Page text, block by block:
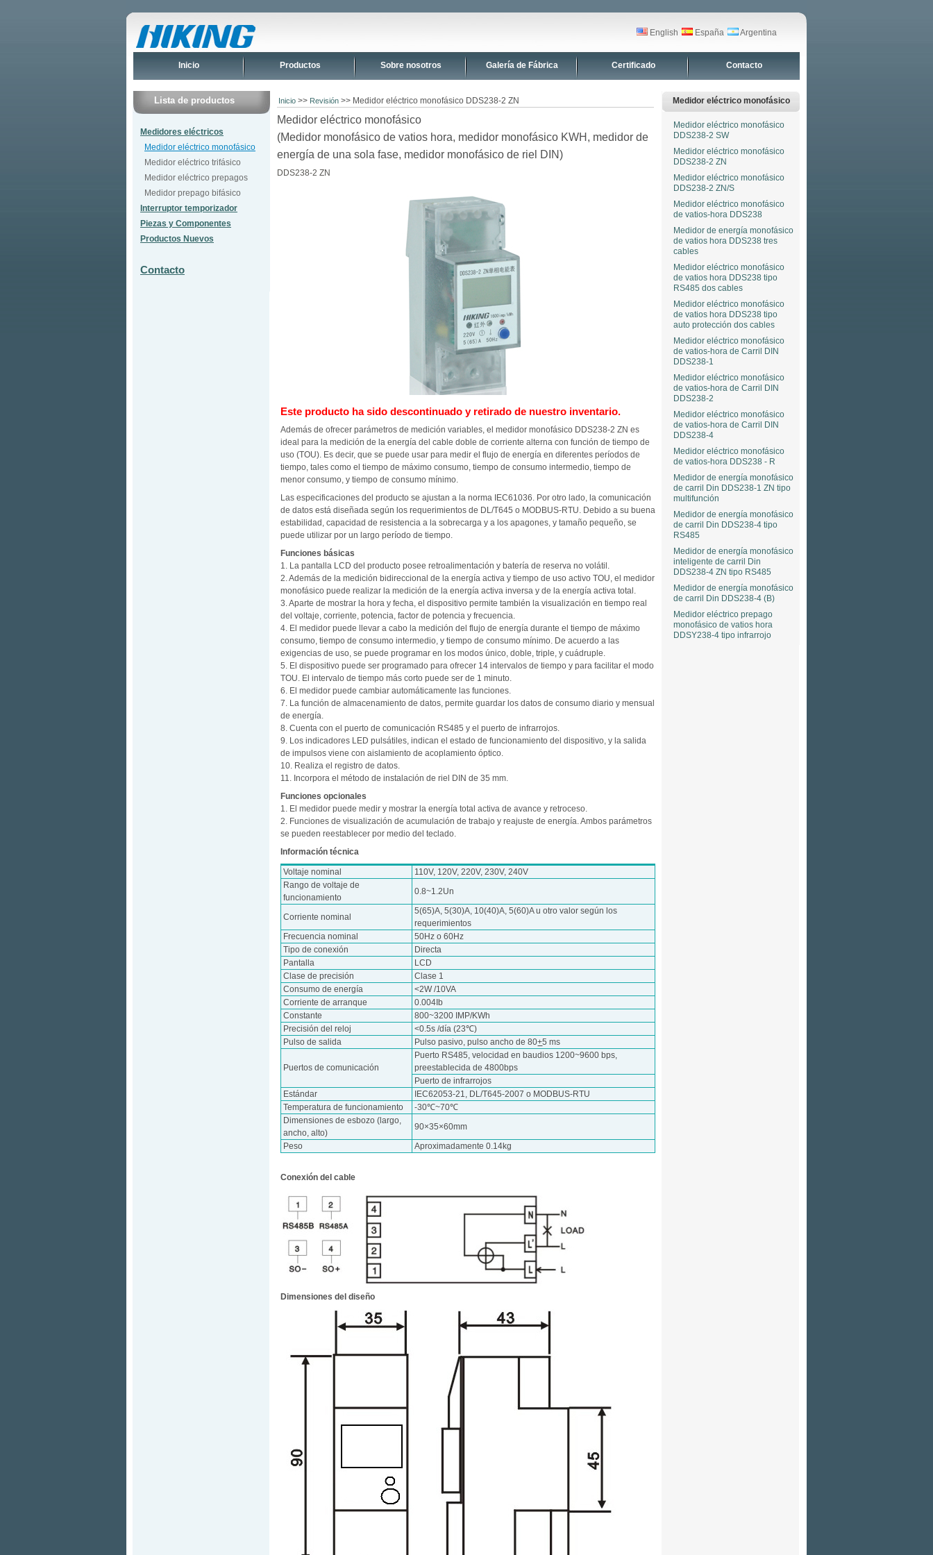
English España Argentina
Inicio Productos Sobre nosotros Galería de Fábrica Certificado Contacto
Lista de productos
Medidores eléctricos
Medidor eléctrico monofásico
Medidor eléctrico trifásico
Medidor eléctrico prepagos
Medidor prepago bifásico
Interruptor temporizador
Piezas y Componentes
Productos Nuevos
Contacto
Inicio >> Revisión >> Medidor eléctrico monofásico DDS238-2 ZN
Medidor eléctrico monofásico
(Medidor monofásico de vatios hora, medidor monofásico KWH, medidor de
energía de una sola fase, medidor monofásico de riel DIN)
DDS238-2 ZN
Este producto ha sido descontinuado y retirado de nuestro inventario.
Además de ofrecer parámetros de medición variables, el medidor monofásico DDS238-2 ZN es
ideal para la medición de la energía del cable doble de corriente alterna con función de tiempo de
uso (TOU). Es decir, que se puede usar para medir el flujo de energía en diferentes períodos de
tiempo, tales como el tiempo de máximo consumo, tiempo de consumo intermedio, tiempo de
menor consumo, y tiempo de consumo mínimo.
Las especificaciones del producto se ajustan a la norma IEC61036. Por otro lado, la comunicación
de datos está diseñada según los requerimientos de DL/T645 o MODBUS-RTU. Debido a su buena
estabilidad, capacidad de resistencia a la sobrecarga y a los apagones, y tamaño pequeño, se
puede utilizar por un largo período de tiempo.
Funciones básicas
1. La pantalla LCD del producto posee retroalimentación y batería de reserva no volátil.
2. Además de la medición bidireccional de la energía activa y tiempo de uso activo TOU, el medidor
monofásico puede realizar la medición de la energía activa inversa y de la energía activa total.
3. Aparte de mostrar la hora y fecha, el dispositivo permite también la visualización en tiempo real
del voltaje, corriente, potencia, factor de potencia y frecuencia.
4. El medidor puede llevar a cabo la medición del flujo de energía durante el tiempo de máximo
consumo, tiempo de consumo intermedio, y tiempo de consumo mínimo. De acuerdo a las
exigencias de uso, se puede programar en los modos único, doble, triple, y cuádruple.
5. El dispositivo puede ser programado para ofrecer 14 intervalos de tiempo y para facilitar el modo
TOU. El intervalo de tiempo más corto puede ser de 1 minuto.
6. El medidor puede cambiar automáticamente las funciones.
7. La función de almacenamiento de datos, permite guardar los datos de consumo diario y mensual
de energía.
8. Cuenta con el puerto de comunicación RS485 y el puerto de infrarrojos.
9. Los indicadores LED pulsátiles, indican el estado de funcionamiento del dispositivo, y la salida
de impulsos viene con aislamiento de acoplamiento óptico.
10. Realiza el registro de datos.
11. Incorpora el método de instalación de riel DIN de 35 mm.
Funciones opcionales
1. El medidor puede medir y mostrar la energía total activa de avance y retroceso.
2. Funciones de visualización de acumulación de trabajo y reajuste de energía. Ambos parámetros
se pueden reestablecer por medio del teclado.
Información técnica
Voltaje nominal
110V, 120V, 220V, 230V, 240V
Rango de voltaje de
funcionamiento
0.8~1.2Un
Corriente nominal
5(65)A, 5(30)A, 10(40)A, 5(60)A u otro valor según los
requerimientos
Frecuencia nominal
50Hz o 60Hz
Tipo de conexión
Directa
Pantalla
LCD
Clase de precisión
Clase 1
Consumo de energía
<2W /10VA
Corriente de arranque
0.004Ib
Constante
800~3200 IMP/KWh
Precisión del reloj
<0.5s /día (23℃)
Pulso de salida
Pulso pasivo, pulso ancho de 80+5 ms
Puertos de comunicación
Puerto RS485, velocidad en baudios 1200~9600 bps,
preestablecida de 4800bps
Puerto de infrarrojos
Estándar
IEC62053-21, DL/T645-2007 o MODBUS-RTU
Temperatura de funcionamiento
-30℃~70℃
Dimensiones de esbozo (largo,
ancho, alto)
90×35×60mm
Peso
Aproximadamente 0.14kg
Conexión del cable
Dimensiones del diseño
Medidor eléctrico monofásico
Medidor eléctrico monofásico
DDS238-2 SW
Medidor eléctrico monofásico
DDS238-2 ZN
Medidor eléctrico monofásico
DDS238-2 ZN/S
Medidor eléctrico monofásico
de vatios-hora DDS238
Medidor de energía monofásico
de vatios hora DDS238 tres
cables
Medidor eléctrico monofásico
de vatios hora DDS238 tipo
RS485 dos cables
Medidor eléctrico monofásico
de vatios hora DDS238 tipo
auto protección dos cables
Medidor eléctrico monofásico
de vatios-hora de Carril DIN
DDS238-1
Medidor eléctrico monofásico
de vatios-hora de Carril DIN
DDS238-2
Medidor eléctrico monofásico
de vatios-hora de Carril DIN
DDS238-4
Medidor eléctrico monofásico
de vatios-hora DDS238 - R
Medidor de energía monofásico
de carril Din DDS238-1 ZN tipo
multifunción
Medidor de energía monofásico
de carril Din DDS238-4 tipo
RS485
Medidor de energía monofásico
inteligente de carril Din
DDS238-4 ZN tipo RS485
Medidor de energía monofásico
de carril Din DDS238-4 (B)
Medidor eléctrico prepago
monofásico de vatios hora
DDSY238-4 tipo infrarrojo